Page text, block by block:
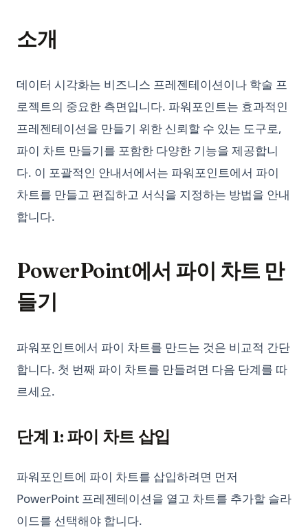
What is a High Perplexity Score in GPT Zero? Learn How to
Why is ChatGPT Slow? It Might Not Be Your Fault
does-chatgpt-has-word-limit
‘ChatGPT Something Went Wrong’의 수수께끼 해결: 궁극적인
문제 해결 가이드
개인화된 GPT: 나만의 GPT 모델을 미세조정하는 방법
고급 가이드: 파이썬에서 ChatGPT API 사용하는 방법
고급 챗봇 배포를 위한 맞춤형 데이터에 대한 ChatGPT 교육 가
놓치면 안 되는 상위 11개의 Auto GPT 예시
비즈니스 및 개인용 ChatGPT 훈련 방법
예술 마스터하기: 로그인 없이 ChatGPT를 사용하는 방법
오토GPT 사용법: 단계별 가이드
이 도구들로 ChatGPT 메모리 기능 구현하기
장기 기억 ChatGPT? LTM-1: 5백만 개의 토큰을 가진 LLM입니
다.
챗GPT에서 GPT은 무엇을 의미하는가? 1분으로 설명
챗지피티가 최대 수용 인원을 초과하는 오류 해결 방법
코딩에 ChatGPT 사용 방법
namedtuple 가이드
Python f-strings: The Complete Guide to Formatted String
Literals
Python f-strings: 포맷된 문자열 리터럴 완전 가이드
Python heapq: Priority Queues and Heap Operations Made
Simple
Python heapq: 우선순위 큐와 힙 연산을 간단하게
Python map() Function: Transform Iterables with Examples
Python map() 함수: 예제로 배우는 이터러블 변환
Python os Module: File and Directory Operations Guide
Python subprocess: Python에서 외부 명령 실행하기 (완전 가
이드)
Python subprocess: Run External Commands from Python
Python unittest: Write and Run Unit Tests (Complete Guide)
Python zip() Function: Combine Iterables with Examples
Python 가상 환경: venv, virtualenv, Conda 완전 가이드
Python 노트북: 데이터 과학 초보자를 위한 완벽한 안내서
소개
데이터 시각화는 비즈니스 프레젠테이션이나 학술 프
로젝트의 중요한 측면입니다. 파워포인트는 효과적인
프레젠테이션을 만들기 위한 신뢰할 수 있는 도구로,
파이 차트 만들기를 포함한 다양한 기능을 제공합니
다. 이 포괄적인 안내서에서는 파워포인트에서 파이
차트를 만들고 편집하고 서식을 지정하는 방법을 안내
합니다.
PowerPoint에서 파이 차트 만
들기
파워포인트에서 파이 차트를 만드는 것은 비교적 간단
합니다. 첫 번째 파이 차트를 만들려면 다음 단계를 따
르세요.
단계 1: 파이 차트 삽입
파워포인트에 파이 차트를 삽입하려면 먼저
PowerPoint 프레젠테이션을 열고 차트를 추가할 슬라
이드를 선택해야 합니다.